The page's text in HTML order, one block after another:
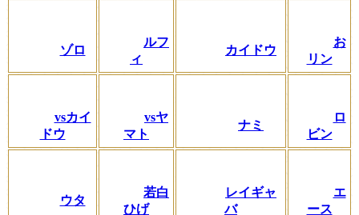
ゾロ
ルフ
ィ
カイドウ
お
リン
vsカイ
ドウ
vsヤ
マト
ナミ
ロ
ビン
ウタ
若白
ひげ
レイギャ
バ
エ
ース